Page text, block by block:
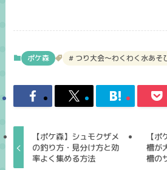
ポケ森 つり大会～わくわく水あそ
【ポケ森】シュモクザメ
の釣り方・見分け方と効
率よく集める方法
【
槽が
槽の